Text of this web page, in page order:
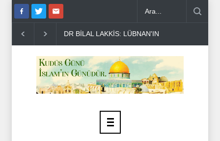
LAKKİS: LÜBNAN'IN BAĞIMSIZ OLMASI İSTENMİYOR..